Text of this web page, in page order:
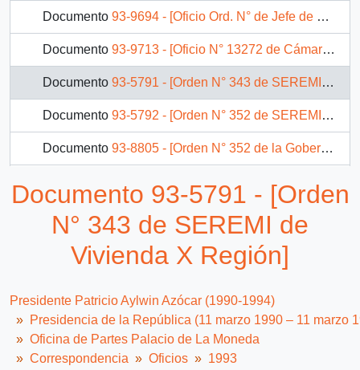
Documento 93-9694 - [Oficio Ord. N° de Jefe de Gabinete Ministro del Trabajo y Previsión Social, responde]
Documento 93-9713 - [Oficio N° 13272 de Cámara de Diputados, felicita por otorgar patrocinio a proyecto de ley]
Documento 93-5791 - [Orden N° 343 de SEREMI de Vivienda X Región]
Documento 93-5792 - [Orden N° 352 de SEREMI de Vivienda X Región]
Documento 93-8805 - [Orden N° 352 de la Gobernación Provincial de Cachapoal]
93-8810 - [Orden N° 935 del Ministerio de Transportes y Telecomunicaciones]
Documento 93-8831 - [Orden N° 94/93 del SEREMI de Justicia IV Región]
2871 más...
Documento 93-5791 - [Orden
N° 343 de SEREMI de
Vivienda X Región]
Presidente Patricio Aylwin Azócar (1990-1994)
Presidencia de la República (11 marzo 1990 – 11 marzo
Oficina de Partes Palacio de La Moneda
Correspondencia
Oficios
1993